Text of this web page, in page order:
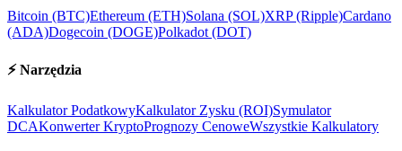
Bitcoin (BTC)Ethereum (ETH)Solana (SOL)XRP (Ripple)Cardano
(ADA)Dogecoin (DOGE)Polkadot (DOT)
⚡ Narzędzia
Kalkulator PodatkowyKalkulator Zysku (ROI)Symulator
DCAKonwerter KryptoPrognozy CenoweWszystkie Kalkulatory